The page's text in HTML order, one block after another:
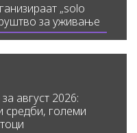
„solo
за уживање
август 2026:
средби, големи